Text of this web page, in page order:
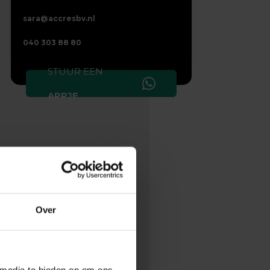
Over
sara@accresbv.nl
040 303 88 80
STUUR EEN
APPJE